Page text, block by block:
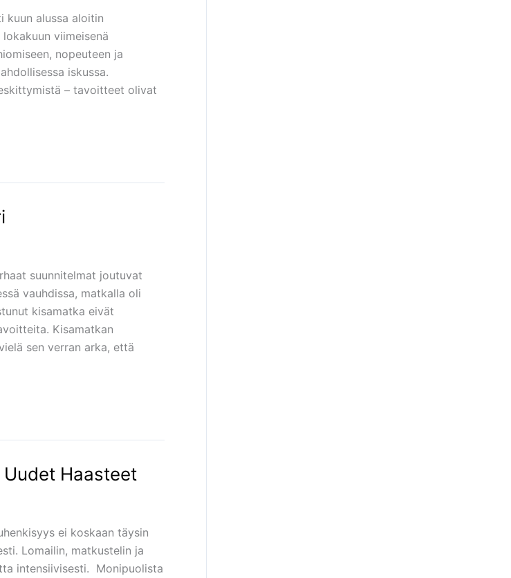
kuun alussa aloitin
viimeisenä
nopeuteen ja
iskussa.
– tavoitteet olivat
suunnitelmat joutuvat
vauhdissa, matkalla oli
kisamatka eivät
Kisamatkan
sen verran arka, että
Uudet Haasteet
ei koskaan täysin
Lomailin, matkustelin ja
intensiivisesti. Monipuolista